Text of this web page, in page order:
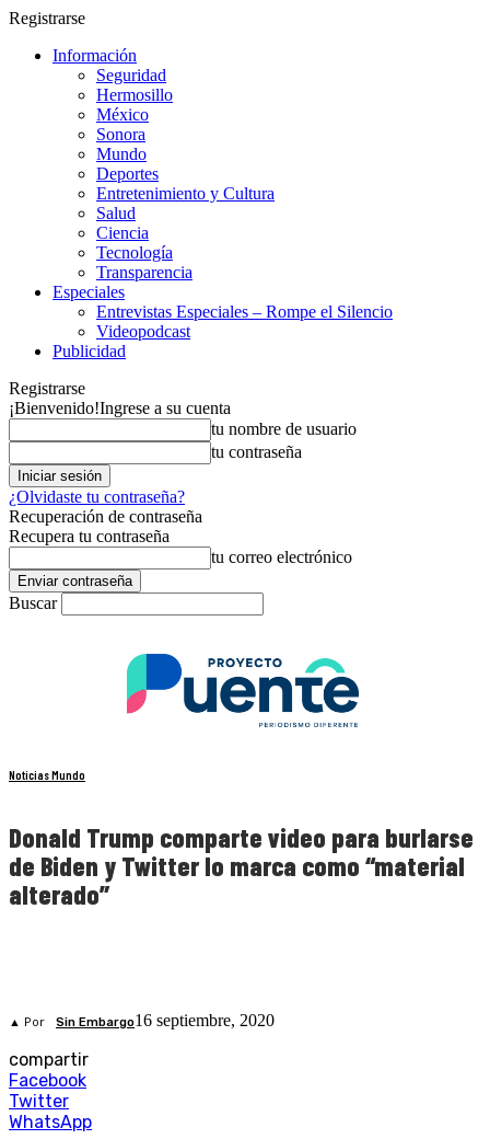
Registrarse
Información
Seguridad
Hermosillo
México
Sonora
Mundo
Deportes
Entretenimiento y Cultura
Salud
Ciencia
Tecnología
Transparencia
Especiales
Entrevistas Especiales – Rompe el Silencio
Videopodcast
Publicidad
Registrarse
¡Bienvenido!Ingrese a su cuenta
tu nombre de usuario
tu contraseña
¿Olvidaste tu contraseña?
Recuperación de contraseña
Recupera tu contraseña
tu correo electrónico
Buscar
Noticias Mundo
Donald Trump comparte video para burlarse
de Biden y Twitter lo marca como “material
alterado”
▲ Por Sin Embargo16 septiembre, 2020
compartir
Facebook
Twitter
WhatsApp